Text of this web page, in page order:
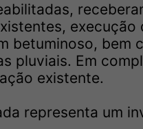
execução
betuminoso, bem
pluviais. Em
existente.
representa um